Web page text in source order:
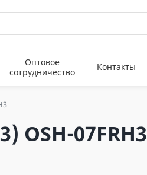
Оптовое
сотрудничество
Контакты
OSH-07FRH3